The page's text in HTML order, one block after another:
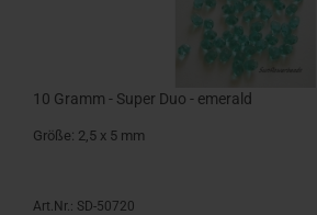
10 Gramm - Super Duo - emerald
Größe: 2,5 x 5 mm
Art.Nr.: SD-50720